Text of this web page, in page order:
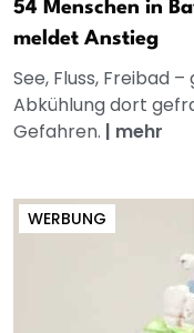
54 Menschen in
meldet Anstieg
See, Fluss, Freibad
Abkühlung dort
Gefahren. | mehr
WERBUNG